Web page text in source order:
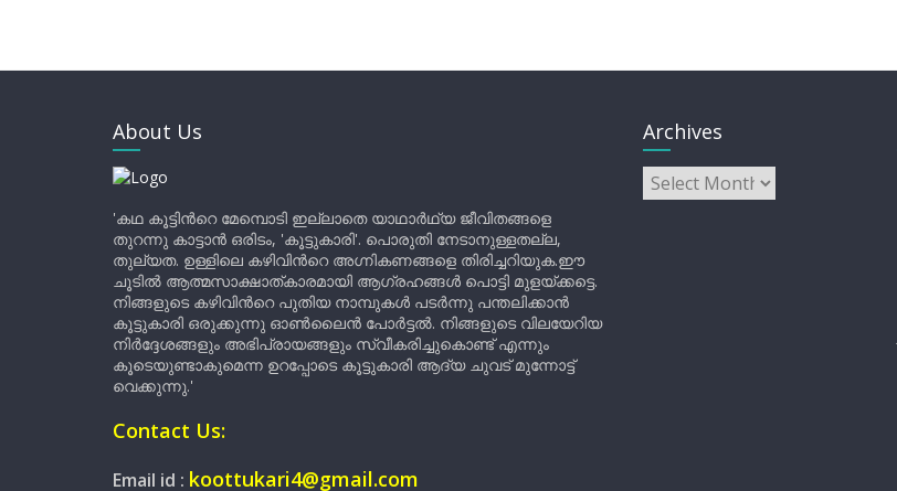
About Us
'കഥ കൂട്ടിന്‍റെ മേമ്പൊടി ഇല്ലാതെ യാഥാർഥ്യ ജീവിതങ്ങളെ
തുറന്നു കാട്ടാൻ ഒരിടം, 'കൂട്ടുകാരി'. പൊരുതി നേടാനുള്ളതല്ല,
തുല്യത. ഉള്ളിലെ കഴിവിന്‍റെ അഗ്നികണങ്ങളെ തിരിച്ചറിയുക.ഈ
ചൂടിൽ ആത്മസാക്ഷാത്കാരമായി ആഗ്രഹങ്ങൾ പൊട്ടി മുളയ്ക്കട്ടെ.
നിങ്ങളുടെ കഴിവിന്‍റെ പുതിയ നാമ്പുകൾ പടർന്നു പന്തലിക്കാൻ
കൂട്ടുകാരി ഒരുക്കുന്നു ഓൺലൈൻ പോർട്ടൽ. നിങ്ങളുടെ വിലയേറിയ
നിർദ്ദേശങ്ങളും അഭിപ്രായങ്ങളും സ്വീകരിച്ചുകൊണ്ട് എന്നും
കൂടെയുണ്ടാകുമെന്ന ഉറപ്പോടെ കൂട്ടുകാരി ആദ്യ ചുവട് മുന്നോട്ട്
വെക്കുന്നു.'
Contact Us:
Email id : koottukari4@gmail.com
Archives
Archives